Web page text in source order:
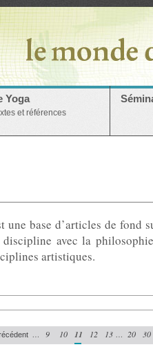
Yoga
et références
une base d’articles de fond
avec la
artistiques.
… 9 10 11 12 13 … 20 30